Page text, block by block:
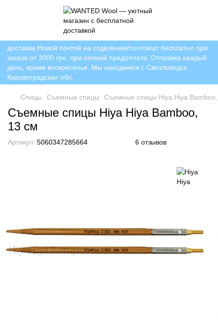
доставка Новой почтой на отделение/почтомат бесплатно при
заказе от 3000 грн. при полной предоплате. Отправка каждый
день, кроме воскресенья. Мы находимся г. Светловодск
Кировоградская обл.
Спицы Съемные спицы Съемные спицы Hiya Hiya
Съемные спицы Hiya Hiya Bamboo,
13 см
Артикул: 5060347285664 6 отзывов